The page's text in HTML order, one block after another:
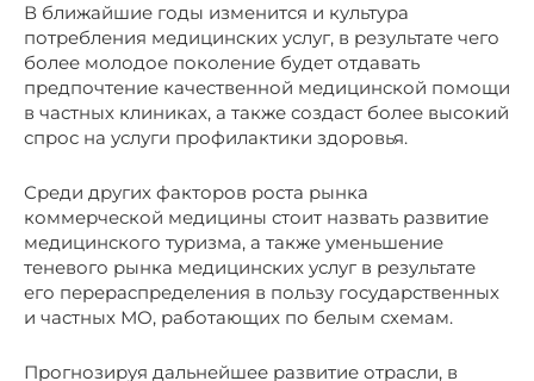
В ближайшие годы изменится и культура
потребления медицинских услуг, в результате чего
более молодое поколение будет отдавать
предпочтение качественной медицинской помощи
в частных клиниках, а также создаст более высокий
спрос на услуги профилактики здоровья.
Среди других факторов роста рынка
коммерческой медицины стоит назвать развитие
медицинского туризма, а также уменьшение
теневого рынка медицинских услуг в результате
его перераспределения в пользу государственных
и частных МО, работающих по белым схемам.
Прогнозируя дальнейшее развитие отрасли, в